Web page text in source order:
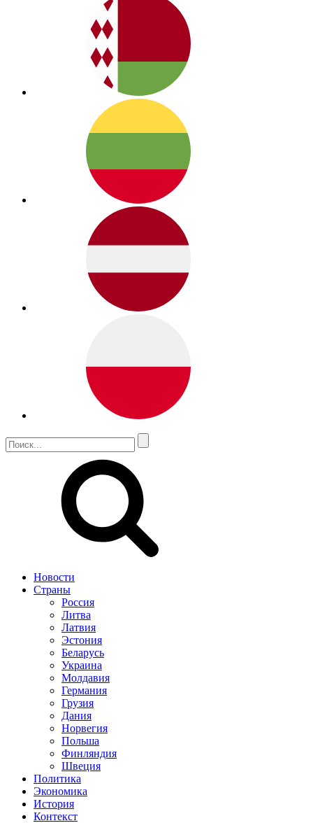
Новости
Страны
Россия
Литва
Латвия
Эстония
Беларусь
Украина
Молдавия
Германия
Грузия
Дания
Норвегия
Польша
Финляндия
Швеция
Политика
Экономика
История
Контекст